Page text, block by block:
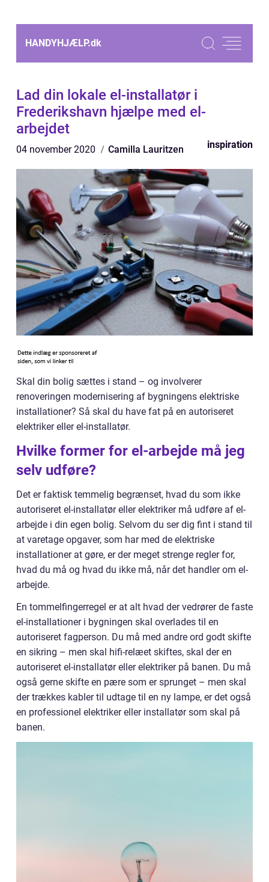
HANDYHJÆLP.dk
Lad din lokale el-installatør i
Frederikshavn hjælpe med el-
arbejdet
04 november 2020 Camilla Lauritzen inspiration
Skal din bolig sættes i stand – og involverer
renoveringen modernisering af bygningens elektriske
installationer? Så skal du have fat på en autoriseret
elektriker eller el-installatør.
Hvilke former for el-arbejde må jeg
selv udføre?
Det er faktisk temmelig begrænset, hvad du som ikke
autoriseret el-installatør eller elektriker må udføre af el-
arbejde i din egen bolig. Selvom du ser dig fint i stand til
at varetage opgaver, som har med de elektriske
installationer at gøre, er der meget strenge regler for,
hvad du må og hvad du ikke må, når det handler om el-
arbejde.
En tommelfingerregel er at alt hvad der vedrører de faste
el-installationer i bygningen skal overlades til en
autoriseret fagperson. Du må med andre ord godt skifte
en sikring – men skal hifi-relæet skiftes, skal der en
autoriseret el-installatør eller elektriker på banen. Du må
også gerne skifte en pære som er sprunget – men skal
der trækkes kabler til udtage til en ny lampe, er det også
en professionel elektriker eller installatør som skal på
banen.